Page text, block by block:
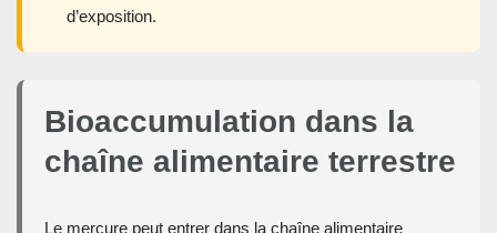
d’exposition.
Bioaccumulation dans la
chaîne alimentaire terrestre
Le mercure peut entrer dans la chaîne alimentaire